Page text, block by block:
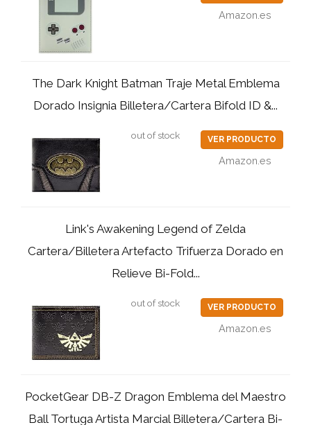
Amazon.es
The Dark Knight Batman Traje Metal Emblema
Dorado Insignia Billetera/Cartera Bifold ID &...
out of stock VER PRODUCTO
Amazon.es
Link's Awakening Legend of Zelda
Cartera/Billetera Artefacto Trifuerza Dorado en
Relieve Bi-Fold...
out of stock VER PRODUCTO
Amazon.es
PocketGear DB-Z Dragon Emblema del Maestro
Ball Tortuga Artista Marcial Billetera/Cartera Bi-